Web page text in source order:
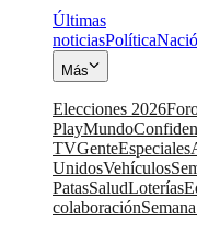
Últimas
noticiasPolítica
Más
Elecciones 2026
PlayMundo
TVGenteEspeciales
UnidosVehículos
PatasSaludLoterías
colaboración